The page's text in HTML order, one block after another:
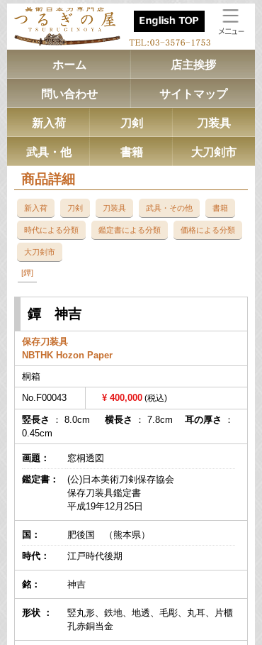
ホーム 店主挨拶
問い合わせ サイトマップ
新入荷 刀剣 刀装具
武具・他 書籍 大刀剣市
商品詳細
新入荷 刀剣 刀装具 武具・その他 書籍
時代による分類 鑑定書による分類 価格による分類
大刀剣市
鐔
鐔 神吉
保存刀装具
NBTHK Hozon Paper
桐箱
No.F00043
400,000
竪長さ ： 8.0cm 横長さ ： 7.8cm 耳の厚さ
：
0.45cm
画題：
窓桐透図
鑑定書：
(公)日本美術刀剣保存協会
保存刀装具鑑定書
平成19年12月25日
国：
肥後国 （熊本県）
時代：
江戸時代後期
銘： 神吉
形状 ：
竪丸形、鉄地、地透、毛彫、丸耳、片櫃
孔赤銅当金